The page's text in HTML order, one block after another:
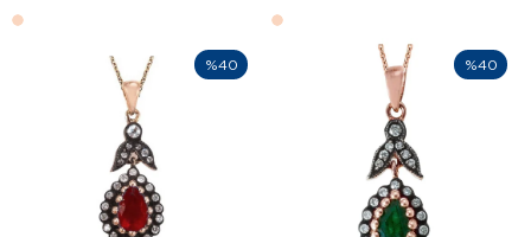
%40 %40